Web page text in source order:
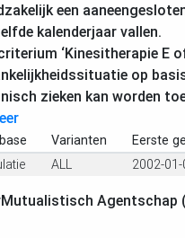
een
kalenderjaar vallen.
‘Kinesitherapie E
op
zieken kan worden
Varianten Eerste
ALL 2002-01-
Agentschap